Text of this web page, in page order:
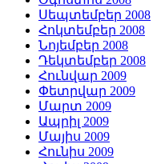
Սեպտեմբեր 2008
Հոկտեմբեր 2008
Նոյեմբեր 2008
Դեկտեմբեր 2008
Հունվար 2009
Փետրվար 2009
Մարտ 2009
Ապրիլ 2009
Մայիս 2009
Հունիս 2009